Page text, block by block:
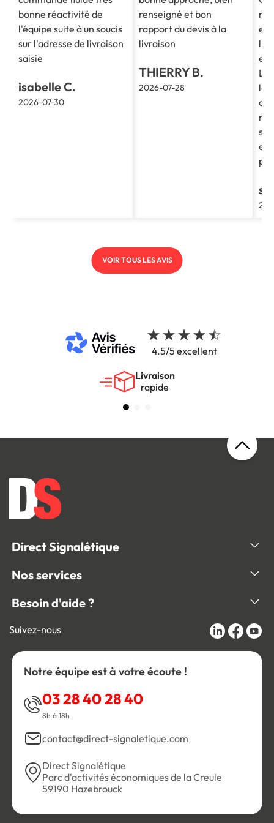
bonne réactivité de
l'équipe suite à un soucis
sur l'adresse de livraison
saisie
isabelle C.
2026-07-30
renseigné et bon
rapport du devis à la
livraison
THIERRY B.
2026-07-28
est
et
La
le
et
VOIR TOUS LES AVIS
4.5/5 excellent
Livraison
rapide
Direct Signalétique
Nos services
Besoin d'aide ?
Suivez-nous
Notre équipe est à votre écoute !
03 28 40 28 40
8h à 18h
contact@direct-signaletique.com
Direct Signalétique
Parc d'activités économiques de la Creule
59190 Hazebrouck